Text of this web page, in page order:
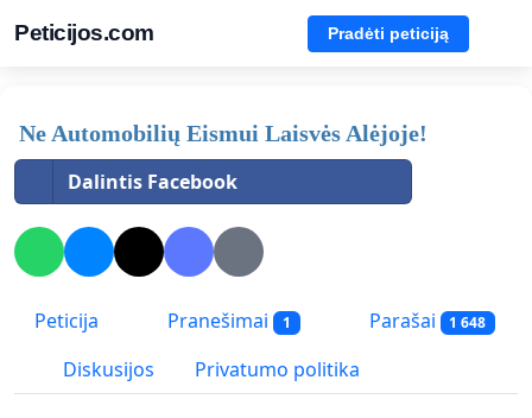
Peticijos.com Pradėti peticiją
Ne Automobilių Eismui Laisvės Alėjoje!
Dalintis Facebook
Peticija Pranešimai 1 Parašai 1 648
Diskusijos Privatumo politika